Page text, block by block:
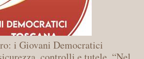
i Giovani Democratici